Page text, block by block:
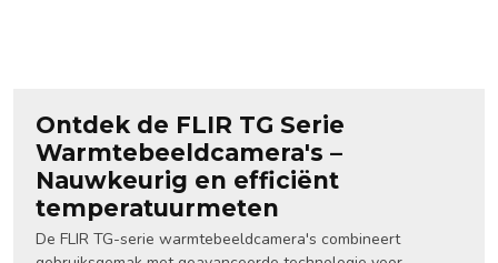
Ontdek de FLIR TG Serie
Warmtebeeldcamera's –
Nauwkeurig en efficiënt
temperatuurmeten
De FLIR TG-serie warmtebeeldcamera's combineert